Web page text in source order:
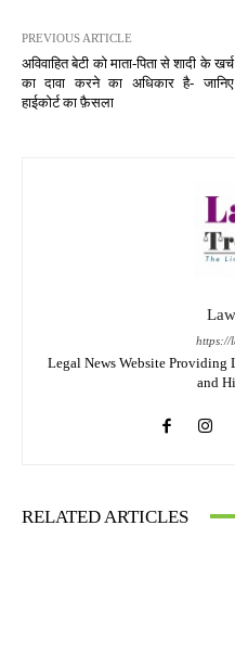
PREVIOUS ARTICLE
अविवाहित बेटी को माता-पिता से शादी के खर्च
का दावा करने का अधिकार है- जानिए
हाईकोर्ट का फ़ैसला
https://
Legal News Website Providing
and
RELATED ARTICLES